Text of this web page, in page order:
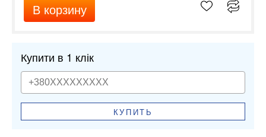
В корзину
Купити в 1 клік
КУПИТЬ